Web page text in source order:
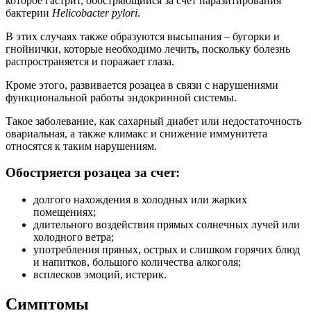
бактерии Helicobacter pylori.
В этих случаях также образуются высыпания – бугорки и
гнойнички, которые необходимо лечить, поскольку болезнь
распространяется и поражает глаза.
Кроме этого, развивается розацеа в связи с нарушениями
функциональной работы эндокринной системы.
Такое заболевание, как сахарный диабет или недостаточность
овариальная, а также климакс и снижение иммунитета
относятся к таким нарушениям.
Обостряется розацеа за счет:
долгого нахождения в холодных или жарких
помещениях;
длительного воздействия прямых солнечных лучей или
холодного ветра;
употребления пряных, острых и слишком горячих блюд
и напитков, большого количества алкоголя;
всплесков эмоций, истерик.
Симптомы